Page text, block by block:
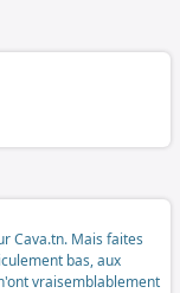
Cava.tn. Mais faites
bas, aux
vraisemblablement